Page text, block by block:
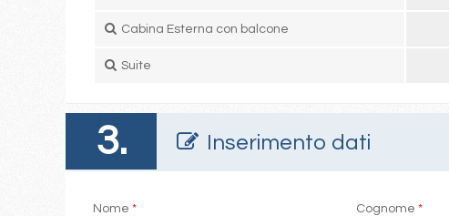
Cabina Esterna con balcone
Suite
3. Inserimento dati
Nome * Cognome *